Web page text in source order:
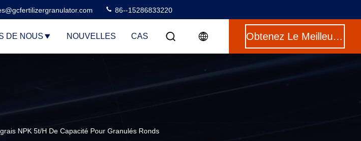
86--15286833220
DE NOUS NOUVELLES CAS Obtenez Le Meilleur Prix
NPK 5t/h De Capacité Pour Granulés Ronds